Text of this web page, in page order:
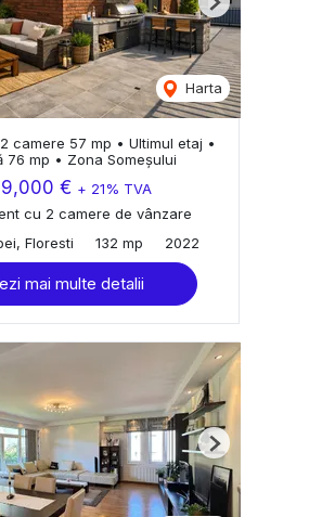
Harta
Next
camere 57 mp • Ultimul etaj •
76 mp • Zona Someșului
€ + 21% TVA
cu 2 camere de vânzare
Floresti
132 mp 2022
mai multe detalii
Next